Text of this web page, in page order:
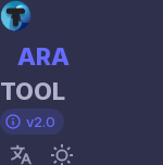
ARA
TOOL
v2.0